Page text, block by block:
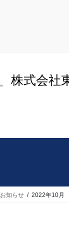
株式会社
お知らせ 2022年10月